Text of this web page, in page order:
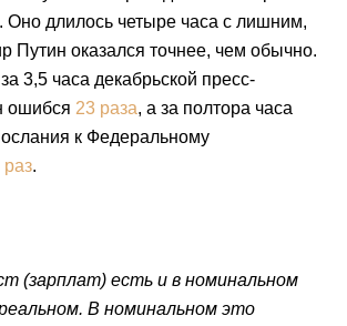
Оно длилось четыре часа с лишним,
Путин оказался точнее, чем обычно.
3,5 часа декабрьской пресс-
ошибся 23 раза, а за полтора часа
к Федеральному
раз.
(зарплат) есть и в номинальном
В номинальном это